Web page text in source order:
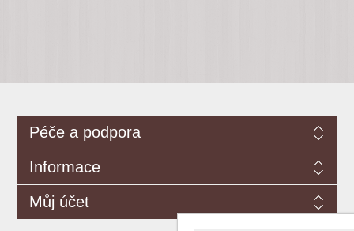
Péče a podpora
Informace
Můj účet